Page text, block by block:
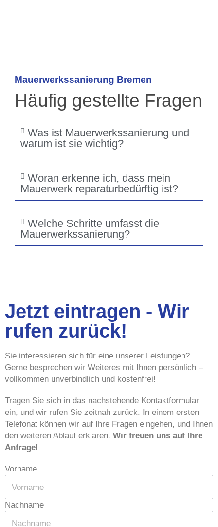
Mauerwerkssanierung Bremen
Häufig gestellte Fragen
Was ist Mauerwerkssanierung und
warum ist sie wichtig?
Woran erkenne ich, dass mein
Mauerwerk reparaturbedürftig ist?
Welche Schritte umfasst die
Mauerwerkssanierung?
Jetzt eintragen - Wir
rufen zurück!
Sie interessieren sich für eine unserer Leistungen?
Gerne besprechen wir Weiteres mit Ihnen persönlich –
vollkommen unverbindlich und kostenfrei!
Tragen Sie sich in das nachstehende Kontaktformular
ein, und wir rufen Sie zeitnah zurück. In einem ersten
Telefonat können wir auf Ihre Fragen eingehen, und Ihnen
den weiteren Ablauf erklären. Wir freuen uns auf Ihre
Anfrage!
Vorname
Nachname